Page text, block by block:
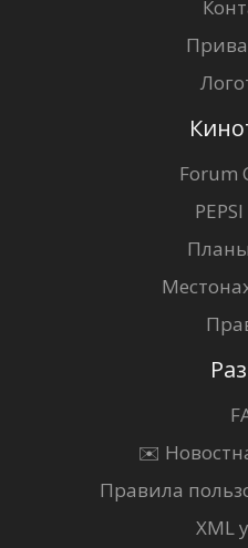
Forum
✉️
Правила
XML